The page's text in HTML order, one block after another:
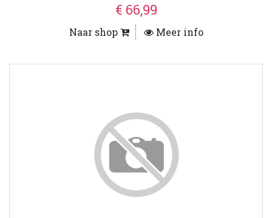
€ 66,99
Naar shop Meer info